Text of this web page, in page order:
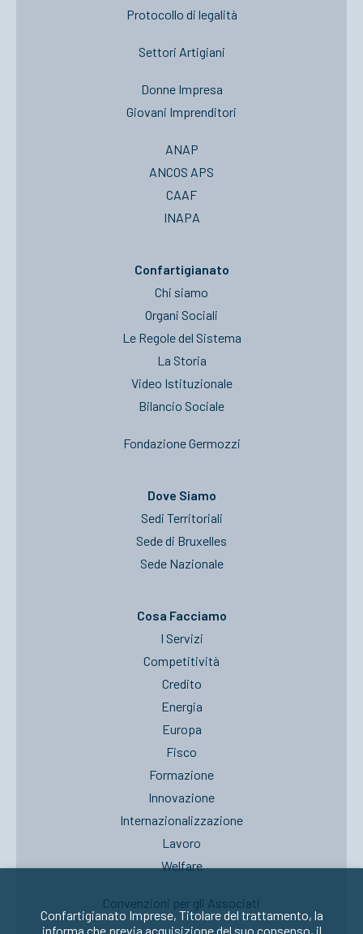
Protocollo di legalità
Settori Artigiani
Donne Impresa
Giovani Imprenditori
ANAP
ANCOS APS
CAAF
INAPA
Confartigianato
Chi siamo
Organi Sociali
Le Regole del Sistema
La Storia
Video Istituzionale
Bilancio Sociale
Fondazione Germozzi
Dove Siamo
Sedi Territoriali
Sede di Bruxelles
Sede Nazionale
Cosa Facciamo
I Servizi
Competitività
Credito
Energia
Europa
Fisco
Formazione
Innovazione
Internazionalizzazione
Lavoro
Welfare
Convenzioni per gli Associati
Confartigianato Imprese, Titolare del trattamento, la
informa che previa acquisizione del suo consenso, il